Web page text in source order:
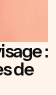
:
de